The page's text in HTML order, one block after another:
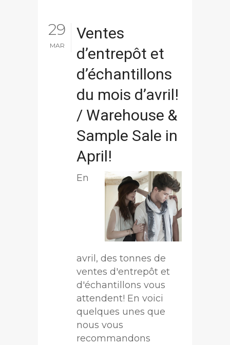
29
MAR
Ventes
d’entrepôt et
d’échantillons
du mois d’avril!
/ Warehouse &
Sample Sale in
April!
En
avril, des tonnes de
ventes d'entrepôt et
d'échantillons vous
attendent! En voici
quelques unes que
nous vous
recommandons